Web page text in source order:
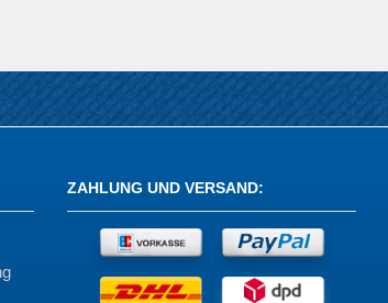
ZAHLUNG UND VERSAND: